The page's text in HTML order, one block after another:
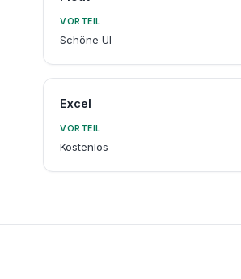
VORTEIL
Schöne UI
Excel
VORTEIL
Kostenlos